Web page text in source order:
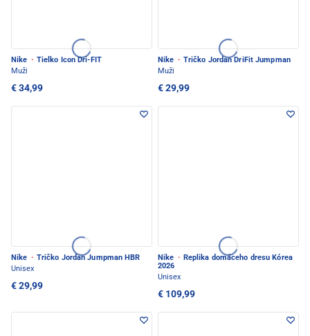
Nike · Tielko Icon Dri-FIT
Muži
€ 34,99
Nike · Tričko Jordan DriFit Jumpman
Muži
€ 29,99
Nike · Tričko Jordan Jumpman HBR
Unisex
€ 29,99
Nike · Replika domáceho dresu Kórea
2026
Unisex
€ 109,99